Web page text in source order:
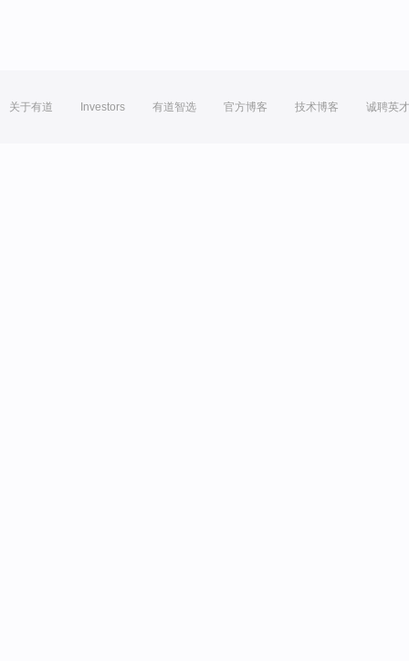
关于有道 Investors 有道智选 官方博客 技术博客 诚聘英才